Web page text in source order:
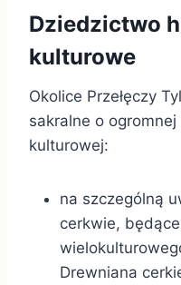
Dziedzictwo
kulturowe
Okolice Przełęczy
sakralne o
kulturowej:
na szczególną
cerkwie,
Drewniana